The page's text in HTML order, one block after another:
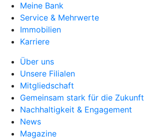
Meine Bank
Service & Mehrwerte
Immobilien
Karriere
Über uns
Unsere Filialen
Mitgliedschaft
Gemeinsam stark für die Zukunft
Nachhaltigkeit & Engagement
News
Magazine